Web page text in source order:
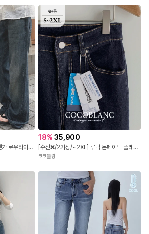
[문의폭주][OOTJ][인생핏] 젠가 로우라이즈 슬럽 워싱 스트레이트 세미 부츠컷 데님 팬츠, 플레어진
18% 35,900
[수선❌/2기장/~2XL] 루딕 논페이드 플레어 데님팬츠(숏,롱) / 여름청바지 / 여름데님 / 부츠컷데님 / 부츠컷청바지 / 플레어진 / 빅사이즈데님 / 썸머데님 / 세미부츠컷데님 / 생지데님팬츠 / 논페이드생지데님 / 키작녀청바지 / 미드라이즈
코코블랑